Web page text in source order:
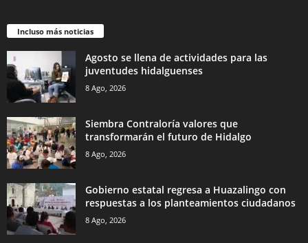
Incluso más noticias
Agosto se llena de actividades para las
juventudes hidalguenses
8 Ago, 2026
Siembra Contraloría valores que
transformarán el futuro de Hidalgo
8 Ago, 2026
Gobierno estatal regresa a Huazalingo con
respuestas a los planteamientos ciudadanos
8 Ago, 2026